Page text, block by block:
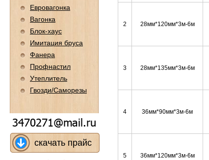
2 28мм*120мм*3м-6м
3 28мм*135мм*3м-6м
4 36мм*90мм*3м-6м
5 36мм*120мм*3м-6м
Евровагонка
Вагонка
Блок-хаус
Имитация бруса
Фанера
Профнастил
Утеплитель
Гвозди/Саморезы
скачать прайс